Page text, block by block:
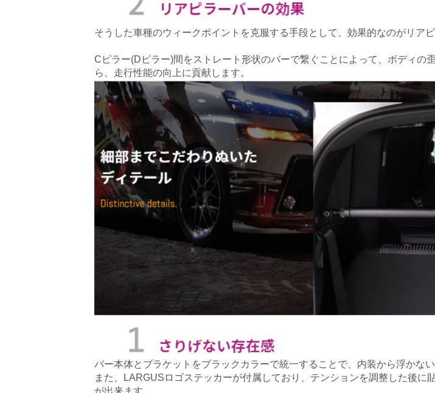
そうした車種のウィークポイントを克服する手段として、効果的なのがリアピ
Cピラー(Dピラー)間をストレート形状のバーで繋ぐことによって、ボディ
ら、走行性能の向上に貢献します。
バー本体とブラケットをブラックカラーで統一することで、内装から浮かな
また、LARGUSロゴステッカーが付属しており、テンションを調整した後
が出来ます。